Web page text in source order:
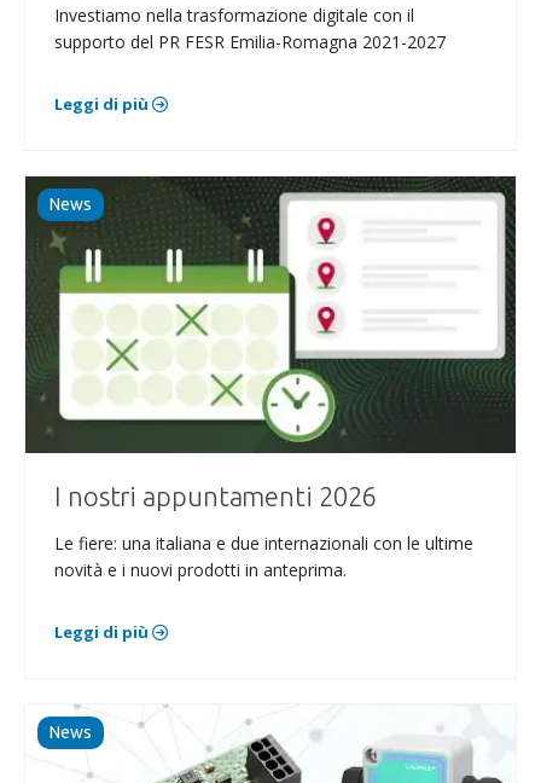
Investiamo nella trasformazione digitale con il
supporto del PR FESR Emilia-Romagna 2021-2027
Leggi di più
News
I nostri appuntamenti 2026
Le fiere: una italiana e due internazionali con le ultime
novità e i nuovi prodotti in anteprima.
Leggi di più
News